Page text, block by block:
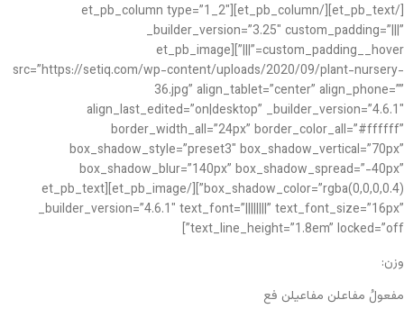
[/et_pb_text][/et_pb_column][et_pb_column type=”1_2″
_builder_version=”3.25″ custom_padding=”|||”
custom_padding__hover=”|||”][et_pb_image
src=”https://setiq.com/wp-content/uploads/2020/09/plant-nursery-
36.jpg” align_tablet=”center” align_phone=””
align_last_edited=”on|desktop” _builder_version=”4.6.1″
border_width_all=”24px” border_color_all=”#ffffff”
box_shadow_style=”preset3″ box_shadow_vertical=”70px”
box_shadow_blur=”140px” box_shadow_spread=”-40px”
box_shadow_color=”rgba(0,0,0,0.4)”][/et_pb_image][et_pb_text
_builder_version=”4.6.1″ text_font=”||||||||” text_font_size=”16px”
text_line_height=”1.8em” locked=”off”]
وزن:
مفعولُ مفاعلن مفاعیلن فع